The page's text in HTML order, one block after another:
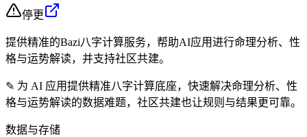
停更
提供精准的Bazi八字计算服务，帮助AI应用进行命理分析、性
格与运势解读，并支持社区共建。
✎ 为 AI 应用提供精准八字计算底座，快速解决命理分析、性
格与运势解读的数据难题，社区共建也让规则与结果更可靠。
数据与存储